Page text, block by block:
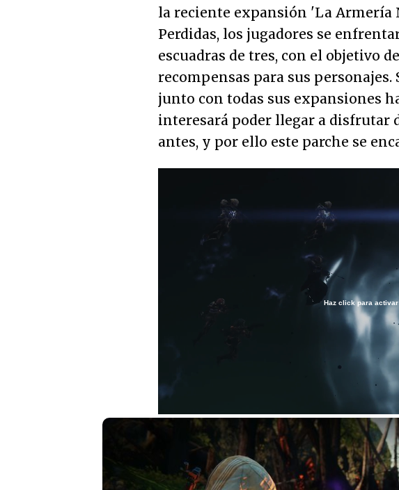
la reciente expansión 'La Armería
Perdidas, los jugadores se
escuadras de tres, con el objetivo
recompensas para sus personajes.
junto con todas sus expansiones
interesará poder llegar a disfrutar
antes, y por ello este parche se
Haz click para